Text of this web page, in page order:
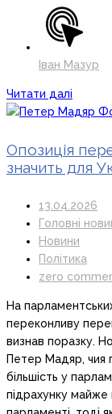
Іван Мазур
Читати далі
Опозиція
значить для
13.04.2026
Головні
Новини
Політика
zero
На
переконливу
визнав поразку.
Петер Мадяр, чия
більшість у
підрахунку майже